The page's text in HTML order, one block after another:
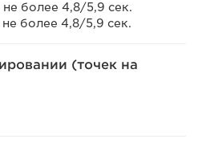
не более 4,8/5,9 сек.
более 4,8/5,9 сек.
(точек на